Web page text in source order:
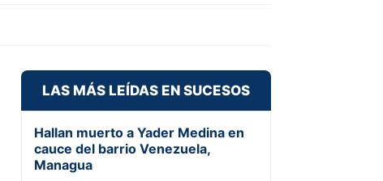
LAS MÁS LEÍDAS EN SUCESOS
Hallan muerto a Yader Medina en
cauce del barrio Venezuela,
Managua